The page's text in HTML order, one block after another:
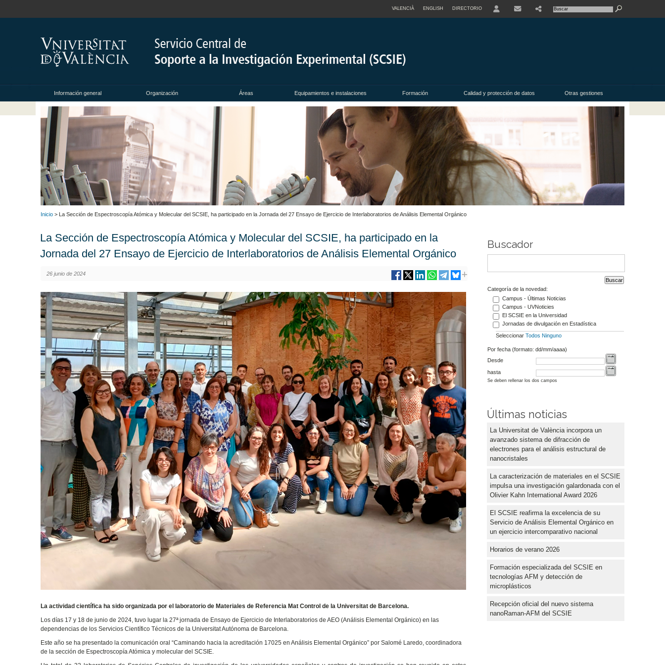
VALENCIÀ ENGLISH DIRECTORIO
Información general Organización Áreas Equipamientos e instalaciones Formación Calidad y protección de datos Otras gestiones
Inicio > La Sección de Espectroscopía Atómica y Molecular del SCSIE, ha participado en la Jornada del 27 Ensayo de Ejercicio de Interlaboratorios de Análisis Elemental Orgánico
La Sección de Espectroscopía Atómica y Molecular del SCSIE, ha participado en la
Jornada del 27 Ensayo de Ejercicio de Interlaboratorios de Análisis Elemental Orgánico
26 junio de 2024
La actividad científica ha sido organizada por el laboratorio de Materiales de Referencia Mat Control de la Universitat de Barcelona.
Los días 17 y 18 de junio de 2024, tuvo lugar la 27ª jornada de Ensayo de Ejercicio de Interlaboratorios de AEO (Análisis Elemental Orgánico) en las
dependencias de los Servicios Científico Técnicos de la Universitat Autónoma de Barcelona.
Este año se ha presentado la comunicación oral “Caminando hacia la acreditación 17025 en Análisis Elemental Orgánico” por Salomé Laredo, coordinadora
de la sección de Espectroscopía Atómica y molecular del SCSIE.
Buscador
Categoría de la novedad:
Campus - Últimas Noticias
Campus - UVNoticies
El SCSIE en la Universidad
Jornadas de divulgación en Estadística
Seleccionar Todos Ninguno
Por fecha (formato: dd/mm/aaaa)
Desde
hasta
Se deben rellenar los dos campos
Últimas noticias
La Universitat de València incorpora un
avanzado sistema de difracción de
electrones para el análisis estructural de
nanocristales
La caracterización de materiales en el SCSIE
impulsa una investigación galardonada con el
Olivier Kahn International Award 2026
El SCSIE reafirma la excelencia de su
Servicio de Análisis Elemental Orgánico en
un ejercicio intercomparativo nacional
Horarios de verano 2026
Formación especializada del SCSIE en
tecnologías AFM y detección de
microplásticos
Recepción oficial del nuevo sistema
nanoRaman-AFM del SCSIE